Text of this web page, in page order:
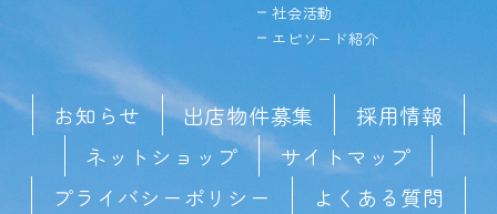
社会活動
エピソード紹介
お知らせ 出店物件募集
採用情報
ネットショップ
サイトマップ
プライバシーポリシー
よくある質問